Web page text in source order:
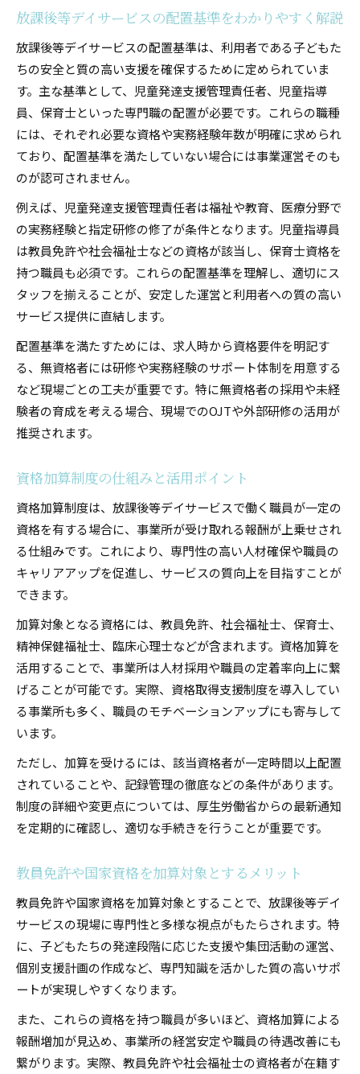
放課後等デイサービスの配置基準をわかりやすく解説
放課後等デイサービスの配置基準は、利用者である子どもた
ちの安全と質の高い支援を確保するために定められていま
す。主な基準として、児童発達支援管理責任者、児童指導
員、保育士といった専門職の配置が必要です。これらの職種
には、それぞれ必要な資格や実務経験年数が明確に求められ
ており、配置基準を満たしていない場合には事業運営そのも
のが認可されません。
例えば、児童発達支援管理責任者は福祉や教育、医療分野で
の実務経験と指定研修の修了が条件となります。児童指導員
は教員免許や社会福祉士などの資格が該当し、保育士資格を
持つ職員も必須です。これらの配置基準を理解し、適切にス
タッフを揃えることが、安定した運営と利用者への質の高い
サービス提供に直結します。
配置基準を満たすためには、求人時から資格要件を明記す
る、無資格者には研修や実務経験のサポート体制を用意する
など現場ごとの工夫が重要です。特に無資格者の採用や未経
験者の育成を考える場合、現場でのOJTや外部研修の活用が
推奨されます。
資格加算制度の仕組みと活用ポイント
資格加算制度は、放課後等デイサービスで働く職員が一定の
資格を有する場合に、事業所が受け取れる報酬が上乗せされ
る仕組みです。これにより、専門性の高い人材確保や職員の
キャリアアップを促進し、サービスの質向上を目指すことが
できます。
加算対象となる資格には、教員免許、社会福祉士、保育士、
精神保健福祉士、臨床心理士などが含まれます。資格加算を
活用することで、事業所は人材採用や職員の定着率向上に繋
げることが可能です。実際、資格取得支援制度を導入してい
る事業所も多く、職員のモチベーションアップにも寄与して
います。
ただし、加算を受けるには、該当資格者が一定時間以上配置
されていることや、記録管理の徹底などの条件があります。
制度の詳細や変更点については、厚生労働省からの最新通知
を定期的に確認し、適切な手続きを行うことが重要です。
教員免許や国家資格を加算対象とするメリット
教員免許や国家資格を加算対象とすることで、放課後等デイ
サービスの現場に専門性と多様な視点がもたらされます。特
に、子どもたちの発達段階に応じた支援や集団活動の運営、
個別支援計画の作成など、専門知識を活かした質の高いサポ
ートが実現しやすくなります。
また、これらの資格を持つ職員が多いほど、資格加算による
報酬増加が見込め、事業所の経営安定や職員の待遇改善にも
繋がります。実際、教員免許や社会福祉士の資格者が在籍す